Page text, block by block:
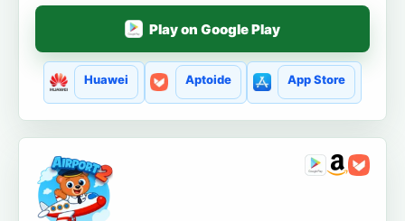
Play on Google Play
Huawei Aptoide App Store